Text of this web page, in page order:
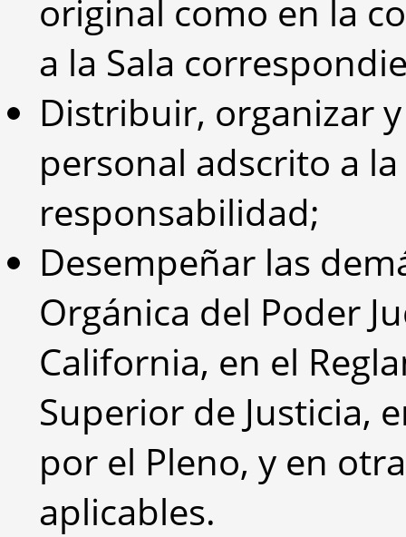
original como en la
a la Sala
Distribuir, organizar
personal adscrito a
responsabilidad;
Desempeñar las
Orgánica del Poder
California, en el
Superior de Justicia,
por el Pleno, y en
aplicables.